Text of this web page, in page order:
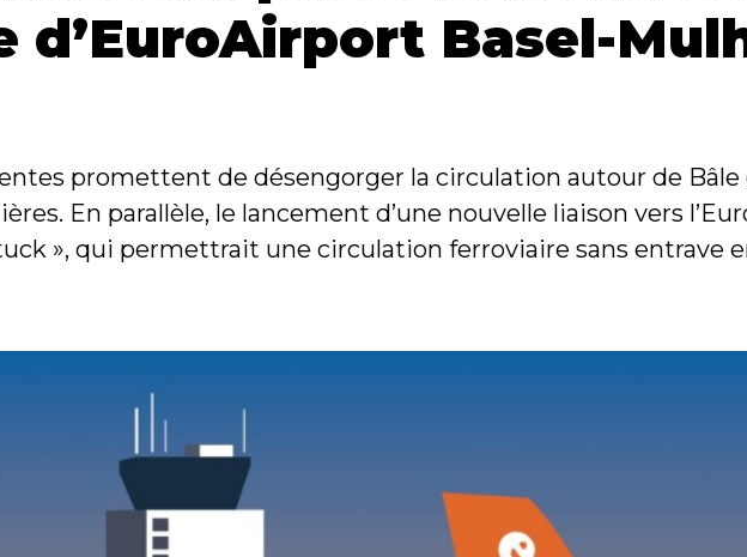
d’EuroAirport Basel-
promettent de désengorger la circulation autour de Bâle
En parallèle, le lancement d’une nouvelle liaison vers
», qui permettrait une circulation ferroviaire sans entrave